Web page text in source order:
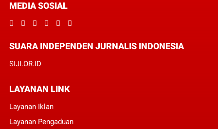
MEDIA SOSIAL
SUARA INDEPENDEN JURNALIS INDONESIA
SIJI.OR.ID
LAYANAN LINK
Layanan Iklan
Layanan Pengaduan